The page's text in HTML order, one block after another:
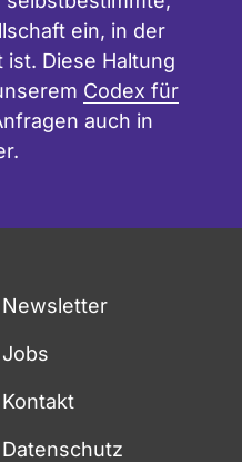
ein, in der
Diese Haltung
Codex für
auch in
Newsletter
Jobs
Kontakt
Datenschutz